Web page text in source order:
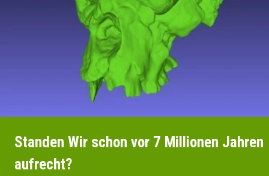
Standen Wir schon vor 7 Millionen Jahren
aufrecht?